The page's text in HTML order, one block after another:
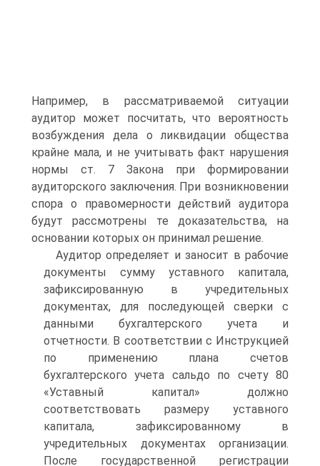
Например, в рассматриваемой ситуации
аудитор может посчитать, что вероятность
возбуждения дела о ликвидации общества
крайне мала, и не учитывать факт нарушения
нормы ст. 7 Закона при формировании
аудиторского заключения. При возникновении
спора о правомерности действий аудитора
будут рассмотрены те доказательства, на
основании которых он принимал решение.
Аудитор определяет и заносит в рабочие
документы сумму уставного капитала,
зафиксированную в учредительных
документах, для последующей сверки с
данными бухгалтерского учета и
отчетности. В соответствии с Инструкцией
по применению плана счетов
бухгалтерского учета сальдо по счету 80
«Уставный капитал» должно
соответствовать размеру уставного
капитала, зафиксированному в
учредительных документах организации.
После государственной регистрации